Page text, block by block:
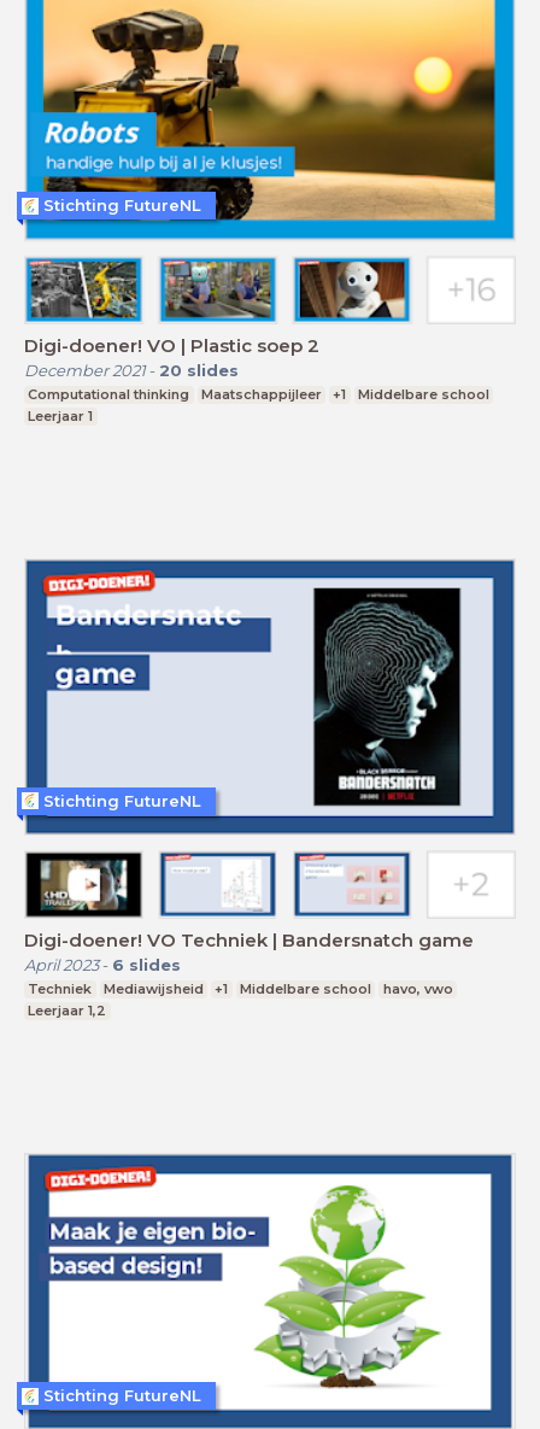
Digi-doener! VO | Plastic soep 2
December 2021- 20 slides
Computational thinking Maatschappijleer +1
Middelbare school
Leerjaar 1
Stichting FutureNL
Digi-doener! VO Techniek | Bandersnatch game
April 2023- 6 slides
Techniek Mediawijsheid +1 Middelbare school
havo, vwo
Leerjaar 1,2
Stichting FutureNL
Stichting FutureNL